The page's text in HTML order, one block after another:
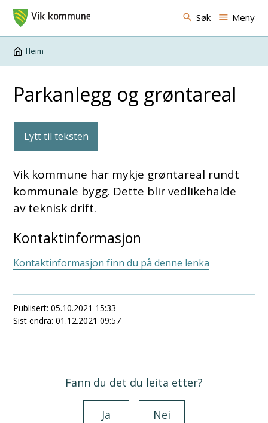
Vik kommune Søk Meny
Du er her:
Heim
Parkanlegg og grøntareal
Lytt til teksten
Vik kommune har mykje grøntareal rundt
kommunale bygg. Dette blir vedlikehalde
av teknisk drift.
Kontaktinformasjon
Kontaktinformasjon finn du på denne lenka
Publisert 05.10.2021 15:33
Sist endra 01.12.2021 09:57
Fann du det du leita etter?
Ja Nei